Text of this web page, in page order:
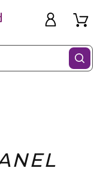
Bons
Plans
Filtres